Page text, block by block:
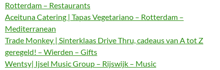
Rotterdam – Restaurants
Aceituna Catering | Tapas Vegetariano – Rotterdam –
Mediterranean
Trade Monkey | Sinterklaas Drive Thru, cadeaus van A tot Z
geregeld! – Wierden – Gifts
Wentsy| Ijsel Music Group – Rijswijk – Music